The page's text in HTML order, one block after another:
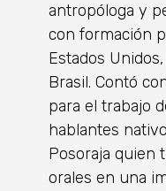
antropóloga y
con formación
Estados
Brasil. Contó
para el trabajo
hablantes
Posoraja quien
orales en una